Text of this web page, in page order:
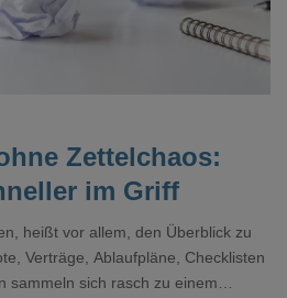
Zettelchaos:
im Griff
heißt vor allem, den Überblick zu
Verträge, Ablaufpläne, Checklisten
sammeln sich rasch zu einem